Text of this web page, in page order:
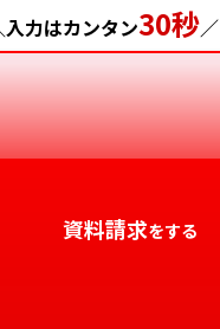
岐阜県
静岡県
奈良県
和歌山県
山口県
徳島県
熊本県
大分県
入力はカンタン30秒／
資料請求をする